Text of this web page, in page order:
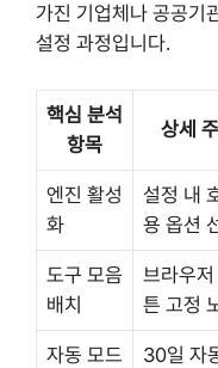
가진 기업체나 공공기
설정 과정입니다.
핵심 분석
항목
상세
엔진 활성
화
설정 내
용 옵션
도구 모음
배치
브라우
튼 고정
자동 모드
30일 자